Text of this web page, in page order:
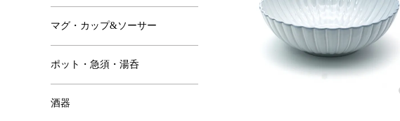
マグ・カップ&ソーサー
ポット・急須・湯呑
酒器